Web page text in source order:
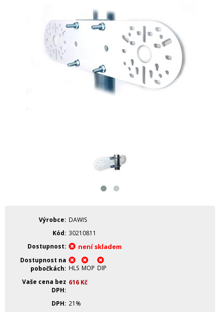
Výrobce
DAWIS
Kód 30210811
Dostupnost
není skladem
Dostupnost na
pobočkách
HLS MOP DIP
Vaše cena bez
DPH
616 Kč
DPH 21%